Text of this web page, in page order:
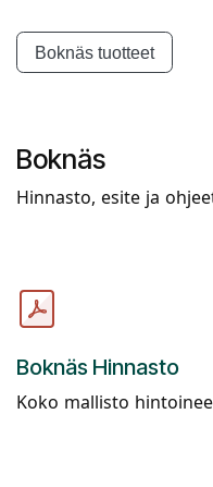
Boknäs tuotteet
Boknäs
Hinnasto, esite ja
Boknäs Hinnasto
Koko mallisto